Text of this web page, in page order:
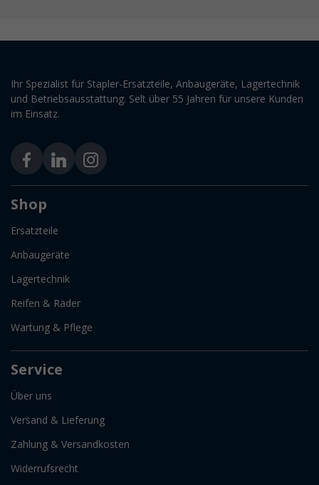
Ihr Spezialist für Stapler-Ersatzteile, Anbaugeräte, Lagertechnik
und Betriebsausstattung. Selt über 55 Jahren für unsere Kunden
im Einsatz.
Shop
Ersatzteile
Anbaugeräte
Lagertechnik
Reifen & Räder
Wartung & Pflege
Service
Über uns
Versand & Lieferung
Zahlung & Versandkosten
Widerrufsrecht